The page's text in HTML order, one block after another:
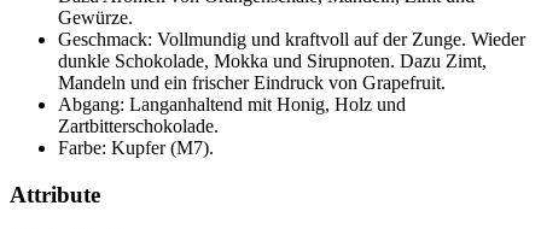
Gewürze.
Geschmack: Vollmundig und kraftvoll auf der Zunge. Wieder
dunkle Schokolade, Mokka und Sirupnoten. Dazu Zimt,
Mandeln und ein frischer Eindruck von Grapefruit.
Abgang: Langanhaltend mit Honig, Holz und
Zartbitterschokolade.
Farbe: Kupfer (M7).
Attribute